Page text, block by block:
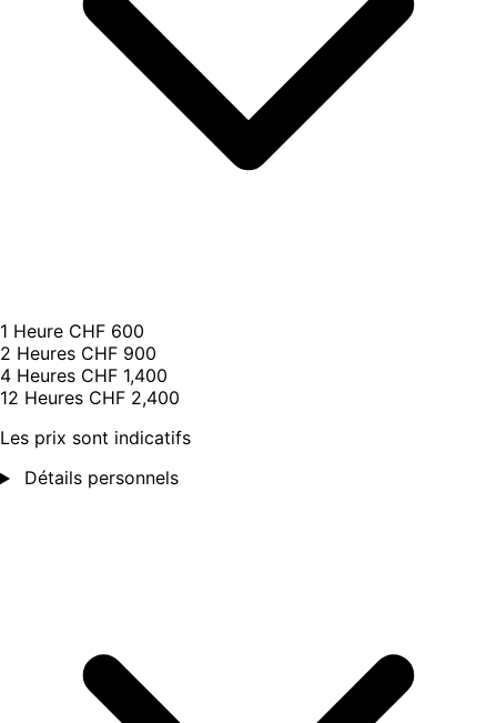
1 Heure CHF 600
2 Heures CHF 900
4 Heures CHF 1,400
12 Heures CHF 2,400
Les prix sont indicatifs
Détails personnels